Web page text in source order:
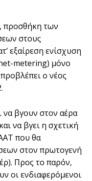
προσθήκη των
στους
εξαίρεση ενίσχυση
metering) µόνο
ο νέος
να βγουν στον αέρα
να βγει η σχετική
που θα
στον πρωτογενή
Προς το παρόν,
οι ενδιαφερόµενοι